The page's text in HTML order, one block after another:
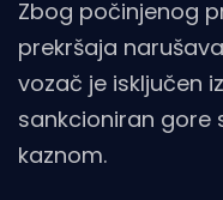
Zbog počinjenog
prekršaja
vozač je isključen
sankcioniran
kaznom.